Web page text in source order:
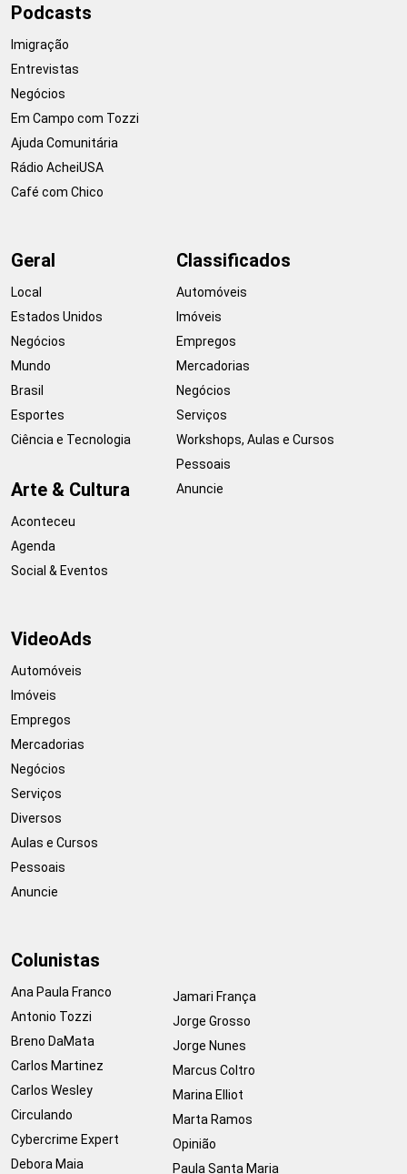
Podcasts
Imigração
Entrevistas
Negócios
Em Campo com Tozzi
Ajuda Comunitária
Rádio AcheiUSA
Café com Chico
Geral
Local
Estados Unidos
Negócios
Mundo
Brasil
Esportes
Ciência e Tecnologia
Arte & Cultura
Aconteceu
Agenda
Social & Eventos
Classificados
Automóveis
Imóveis
Empregos
Mercadorias
Negócios
Serviços
Workshops, Aulas e Cursos
Pessoais
Anuncie
VideoAds
Automóveis
Imóveis
Empregos
Mercadorias
Negócios
Serviços
Diversos
Aulas e Cursos
Pessoais
Anuncie
Colunistas
Ana Paula Franco
Antonio Tozzi
Breno DaMata
Carlos Martinez
Carlos Wesley
Circulando
Cybercrime Expert
Debora Maia
Jamari França
Jorge Grosso
Jorge Nunes
Marcus Coltro
Marina Elliot
Marta Ramos
Opinião
Paula Santa Maria